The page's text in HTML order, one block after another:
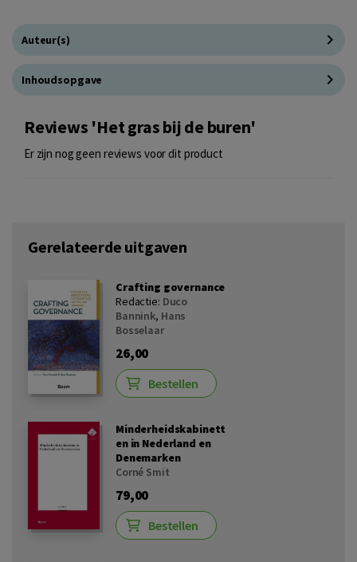
Auteur(s)
Inhoudsopgave
Reviews 'Het gras bij de buren'
Er zijn nog geen reviews voor dit product
Gerelateerde uitgaven
Crafting governance
Redactie: Duco
Bannink, Hans
Bosselaar
26,00
Bestellen
Minderheidskabinett
en in Nederland en
Denemarken
Corné Smit
79,00
Bestellen